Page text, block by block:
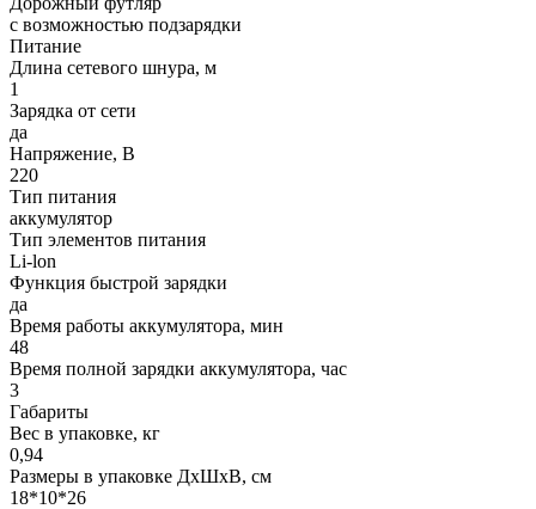
с возможностью подзарядки
Питание
Длина сетевого шнура, м
1
Зарядка от сети
да
Напряжение, В
220
Тип питания
аккумулятор
Тип элементов питания
Li-lon
Функция быстрой зарядки
да
Время работы аккумулятора, мин
48
Время полной зарядки аккумулятора, час
3
Габариты
Вес в упаковке, кг
0,94
Размеры в упаковке ДxШxВ, см
18*10*26